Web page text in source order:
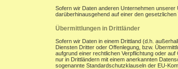
Sofern wir Daten anderen Unternehmen
darüberhinausgehend auf einer den
Übermittlungen in Drittländer
Sofern wir Daten in einem Drittland (d.h.
Diensten Dritter oder Offenlegung, bzw.
aufgrund einer rechtlichen Verpflichtung oder
nur in Drittländern mit einem anerkannten
sogenannte Standardschutzklauseln der EU-